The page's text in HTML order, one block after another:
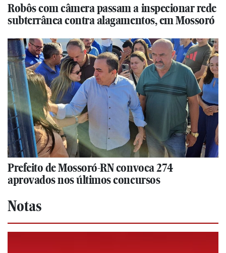
Robôs com câmera passam a inspecionar rede
subterrânea contra alagamentos, em Mossoró
Prefeito de Mossoró-RN convoca 274
aprovados nos últimos concursos
Notas